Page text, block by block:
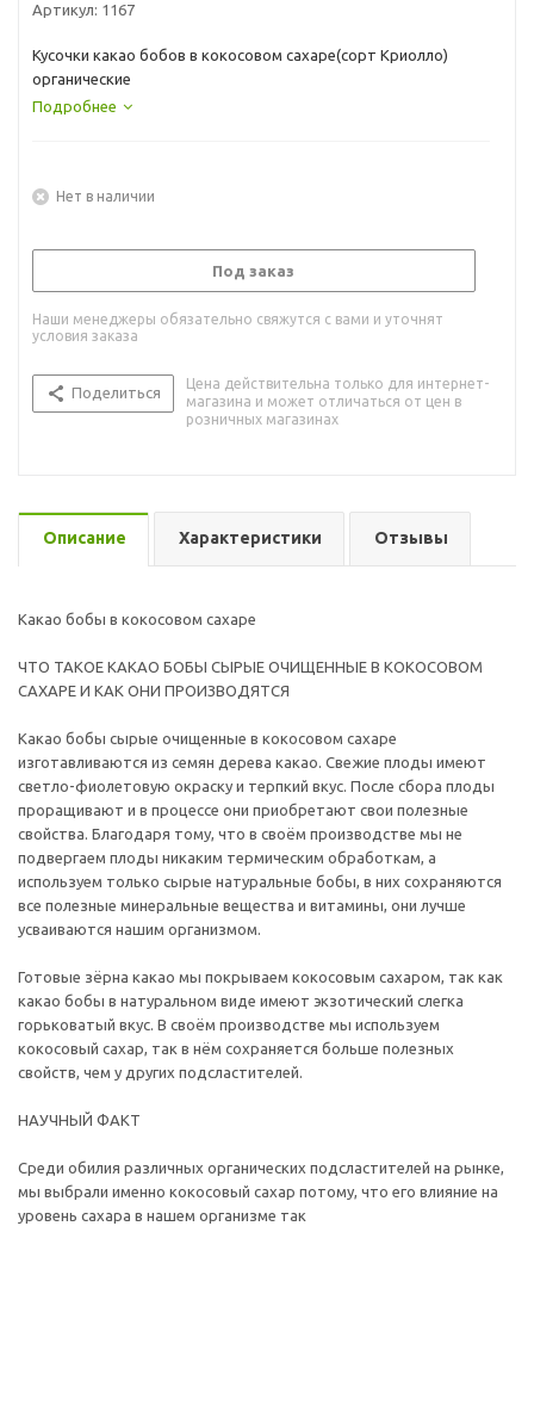
Артикул: 1167
Кусочки какао бобов в кокосовом сахаре(сорт Криолло)
органические
Подробнее
Нет в наличии
Под заказ
Наши менеджеры обязательно свяжутся с вами и уточнят
условия заказа
Поделиться
Цена действительна только для интернет-
магазина и может отличаться от цен в
розничных магазинах
Описание Характеристики Отзывы
Какао бобы в кокосовом сахаре
ЧТО ТАКОЕ КАКАО БОБЫ СЫРЫЕ ОЧИЩЕННЫЕ В КОКОСОВОМ
САХАРЕ И КАК ОНИ ПРОИЗВОДЯТСЯ
Какао бобы сырые очищенные в кокосовом сахаре
изготавливаются из семян дерева какао. Свежие плоды имеют
светло-фиолетовую окраску и терпкий вкус. После сбора плоды
проращивают и в процессе они приобретают свои полезные
свойства. Благодаря тому, что в своём производстве мы не
подвергаем плоды никаким термическим обработкам, а
используем только сырые натуральные бобы, в них сохраняются
все полезные минеральные вещества и витамины, они лучше
усваиваются нашим организмом.
Готовые зёрна какао мы покрываем кокосовым сахаром, так как
какао бобы в натуральном виде имеют экзотический слегка
горьковатый вкус. В своём производстве мы используем
кокосовый сахар, так в нём сохраняется больше полезных
свойств, чем у других подсластителей.
НАУЧНЫЙ ФАКТ
Среди обилия различных органических подсластителей на рынке,
мы выбрали именно кокосовый сахар потому, что его влияние на
уровень сахара в нашем организме так